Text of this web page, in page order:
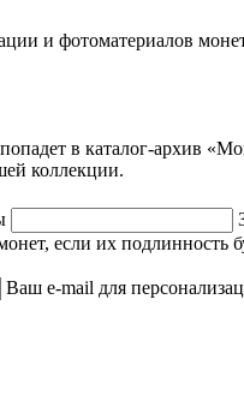
и фотоматериалов
в каталог-архив
коллекции.
если их подлинность
Ваш e-mail для